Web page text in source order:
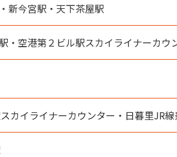
新今宮駅・天下茶屋駅
・空港第２ビル駅スカイライナーカウ
カイライナーカウンター・日暮里JR